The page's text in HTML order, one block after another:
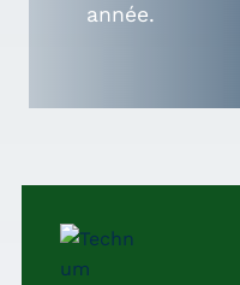
année.